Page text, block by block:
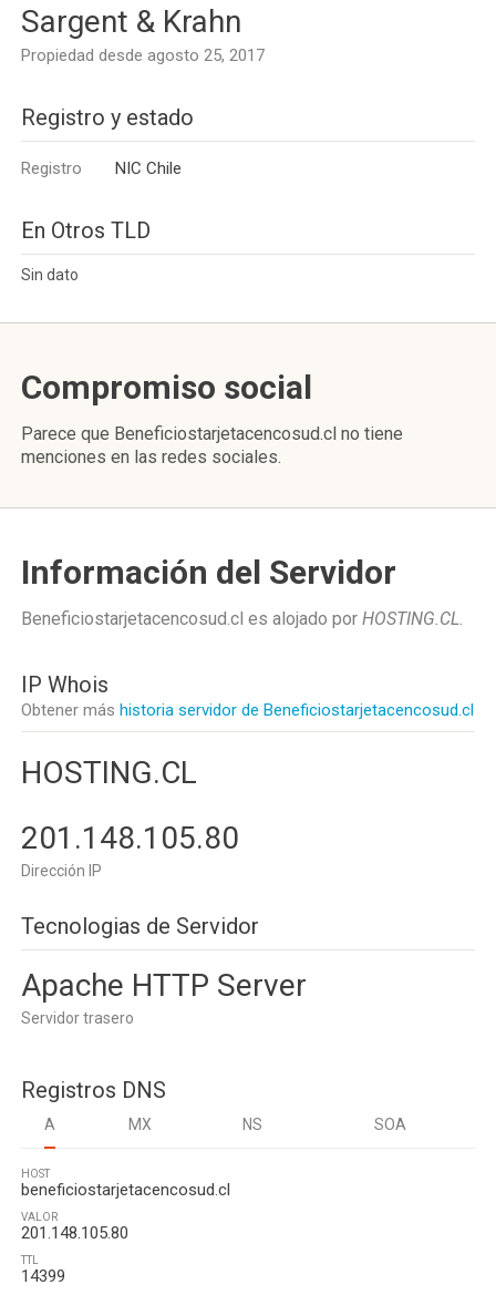
Sargent & Krahn
Propiedad desde agosto 25, 2017
Registro y estado
Registro NIC Chile
En Otros TLD
Sin dato
Compromiso social
Parece que Beneficiostarjetacencosud.cl no tiene
menciones en las redes sociales.
Información del Servidor
Beneficiostarjetacencosud.cl es alojado por HOSTING.CL.
IP Whois
Obtener más historia servidor de Beneficiostarjetacencosud.cl
HOSTING.CL
201.148.105.80
Dirección IP
Tecnologias de Servidor
Apache HTTP Server
Servidor trasero
Registros DNS
A MX NS SOA
HOST
beneficiostarjetacencosud.cl
VALOR
201.148.105.80
TTL
14399